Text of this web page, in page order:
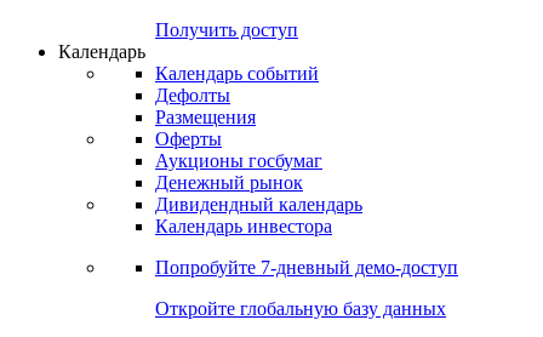
Получить доступ
Календарь
Календарь событий
Дефолты
Размещения
Оферты
Аукционы госбумаг
Денежный рынок
Дивидендный календарь
Календарь инвестора
Попробуйте 7-дневный демо-доступ
Откройте глобальную базу данных